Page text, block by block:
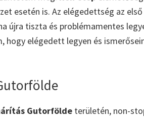
esetén is. Az elégedettség az
újra tiszta és problémamentes
hogy elégedett legyen és
Gutorfölde területén, non-